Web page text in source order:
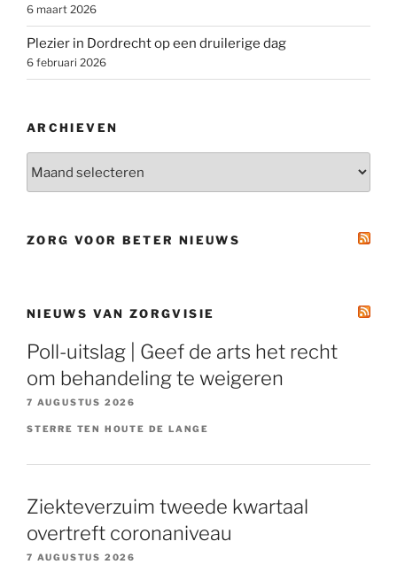
6 maart 2026
Plezier in Dordrecht op een druilerige dag
6 februari 2026
ARCHIEVEN
ZORG VOOR BETER NIEUWS
NIEUWS VAN ZORGVISIE
Poll-uitslag | Geef de arts het recht
om behandeling te weigeren
7 AUGUSTUS 2026
STERRE TEN HOUTE DE LANGE
Ziekteverzuim tweede kwartaal
overtreft coronaniveau
7 AUGUSTUS 2026